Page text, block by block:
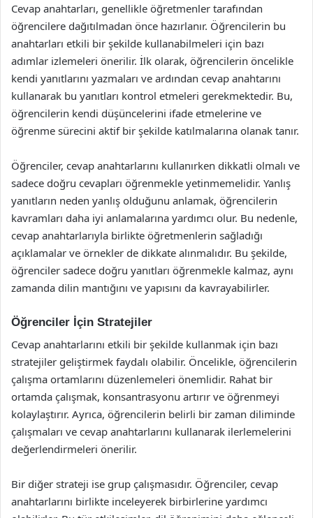
Cevap anahtarları, genellikle öğretmenler tarafından
öğrencilere dağıtılmadan önce hazırlanır. Öğrencilerin bu
anahtarları etkili bir şekilde kullanabilmeleri için bazı
adımlar izlemeleri önerilir. İlk olarak, öğrencilerin öncelikle
kendi yanıtlarını yazmaları ve ardından cevap anahtarını
kullanarak bu yanıtları kontrol etmeleri gerekmektedir. Bu,
öğrencilerin kendi düşüncelerini ifade etmelerine ve
öğrenme sürecini aktif bir şekilde katılmalarına olanak tanır.
Öğrenciler, cevap anahtarlarını kullanırken dikkatli olmalı ve
sadece doğru cevapları öğrenmekle yetinmemelidir. Yanlış
yanıtların neden yanlış olduğunu anlamak, öğrencilerin
kavramları daha iyi anlamalarına yardımcı olur. Bu nedenle,
cevap anahtarlarıyla birlikte öğretmenlerin sağladığı
açıklamalar ve örnekler de dikkate alınmalıdır. Bu şekilde,
öğrenciler sadece doğru yanıtları öğrenmekle kalmaz, aynı
zamanda dilin mantığını ve yapısını da kavrayabilirler.
Öğrenciler İçin Stratejiler
Cevap anahtarlarını etkili bir şekilde kullanmak için bazı
stratejiler geliştirmek faydalı olabilir. Öncelikle, öğrencilerin
çalışma ortamlarını düzenlemeleri önemlidir. Rahat bir
ortamda çalışmak, konsantrasyonu artırır ve öğrenmeyi
kolaylaştırır. Ayrıca, öğrencilerin belirli bir zaman diliminde
çalışmaları ve cevap anahtarlarını kullanarak ilerlemelerini
değerlendirmeleri önerilir.
Bir diğer strateji ise grup çalışmasıdır. Öğrenciler, cevap
anahtarlarını birlikte inceleyerek birbirlerine yardımcı